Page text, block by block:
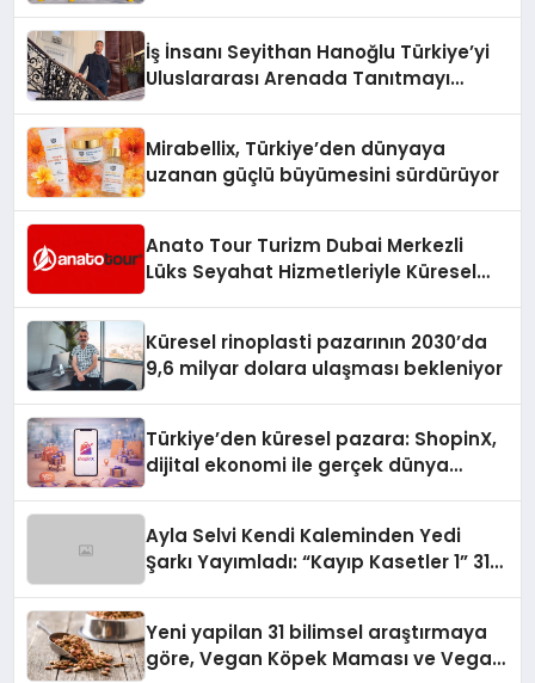
İş İnsanı Seyithan Hanoğlu Türkiye’yi
Uluslararası Arenada Tanıtmayı
Mirabellix, Türkiye’den dünyaya
uzanan güçlü büyümesini sürdürüyor
Anato Tour Turizm Dubai Merkezli
Lüks Seyahat Hizmetleriyle Küresel
Küresel rinoplasti pazarının 2030’da
9,6 milyar dolara ulaşması bekleniyor
Türkiye’den küresel pazara: ShopinX,
dijital ekonomi ile gerçek dünya
Ayla Selvi Kendi Kaleminden Yedi
Şarkı Yayımladı: “Kayıp Kasetler 1” 31
Yeni yapilan 31 bilimsel araştırmaya
göre, Vegan Köpek Maması ve Vegan